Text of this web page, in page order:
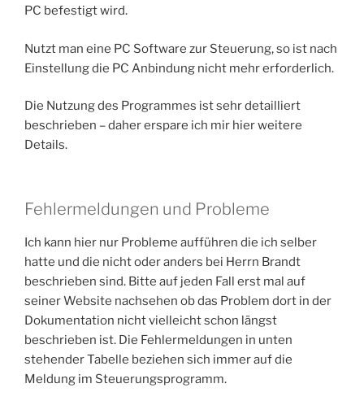
PC befestigt wird.
Nutzt man eine PC Software zur Steuerung, so ist nach
Einstellung die PC Anbindung nicht mehr erforderlich.
Die Nutzung des Programmes ist sehr detailliert
beschrieben – daher erspare ich mir hier weitere
Details.
Fehlermeldungen und Probleme
Ich kann hier nur Probleme aufführen die ich selber
hatte und die nicht oder anders bei Herrn Brandt
beschrieben sind. Bitte auf jeden Fall erst mal auf
seiner Website nachsehen ob das Problem dort in der
Dokumentation nicht vielleicht schon längst
beschrieben ist. Die Fehlermeldungen in unten
stehender Tabelle beziehen sich immer auf die
Meldung im Steuerungsprogramm.